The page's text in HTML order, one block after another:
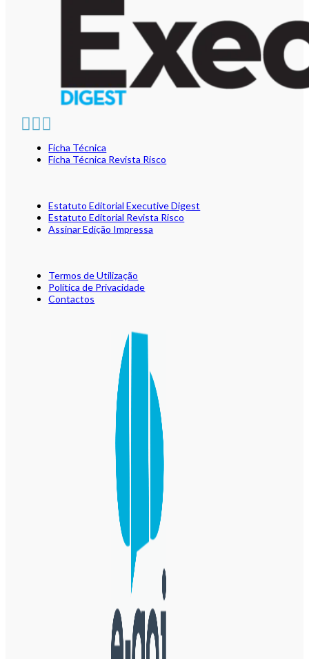
Ficha Técnica
Ficha Técnica Revista Risco
Estatuto Editorial Executive Digest
Estatuto Editorial Revista Risco
Assinar Edição Impressa
Termos de Utilização
Política de Privacidade
Contactos